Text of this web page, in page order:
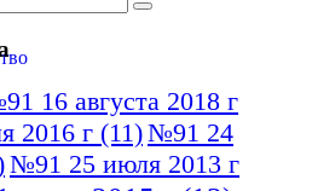
16 августа 2018 г
2016 г (11)№91 24
№91 25 июля 2013 г